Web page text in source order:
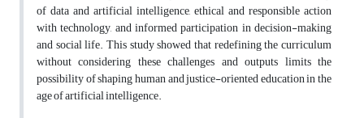
of data and artificial intelligence, ethical and responsible action
with technology, and informed participation in decision-making
and social life. This study showed that redefining the curriculum
without considering these challenges and outputs limits the
possibility of shaping human and justice-oriented education in the
age of artificial intelligence.